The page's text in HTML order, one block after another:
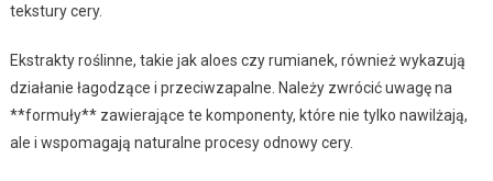
tekstury cery.
Ekstrakty roślinne, takie jak aloes czy rumianek, również wykazują
działanie łagodzące i przeciwzapalne. Należy zwrócić uwagę na
**formuły** zawierające te komponenty, które nie tylko nawilżają,
ale i wspomagają naturalne procesy odnowy cery.